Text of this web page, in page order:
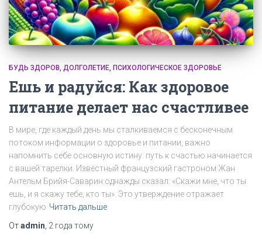
БУДЬ ЗДОРОВ ДОЛГОЛЕТИЕ ПСИХОЛОГИЧЕСКОЕ ЗДОРОВЬЕ
Ешь и радуйся: Как здоровое
питание делает нас счастливее
В мире, где каждый день мы сталкиваемся с бесконечным
потоком информации о здоровье и питании, важно
напомнить себе основную истину: путь к счастью начинается
с вашей тарелки. Известный французский гастроном Жан
Антельм Брийя-Саварин однажды сказал: «Скажи мне, что ты
ешь, и я скажу тебе, кто ты». Это утверждение отражает
глубокую Читать дальше
Отadmin 2 года тому